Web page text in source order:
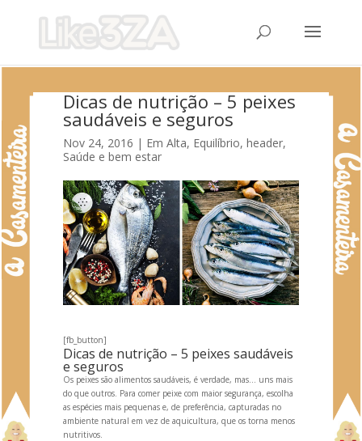
Dicas de nutrição – 5 peixes
saudáveis e seguros
Nov 24, 2016 | Em Alta, Equilíbrio, header,
Saúde e bem estar
[fb_button]
Dicas de nutrição – 5 peixes saudáveis
e seguros
Os peixes são alimentos saudáveis, é verdade, mas… uns mais
do que outros. Para comer peixe com maior segurança, escolha
as espécies mais pequenas e, de preferência, capturadas no
ambiente natural em vez de aquicultura, que os torna menos
nutritivos.